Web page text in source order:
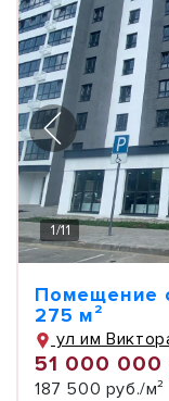
1/11
Помещение
275 м²
ул им
51 000 000
187 500 руб./м²